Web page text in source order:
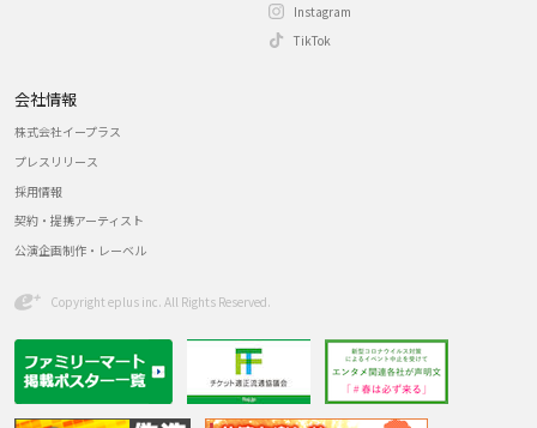
Instagram
TikTok
会社情報
株式会社イープラス
プレスリリース
採用情報
契約・提携アーティスト
公演企画制作・レーベル
Copyright eplus inc. All Rights Reserved.